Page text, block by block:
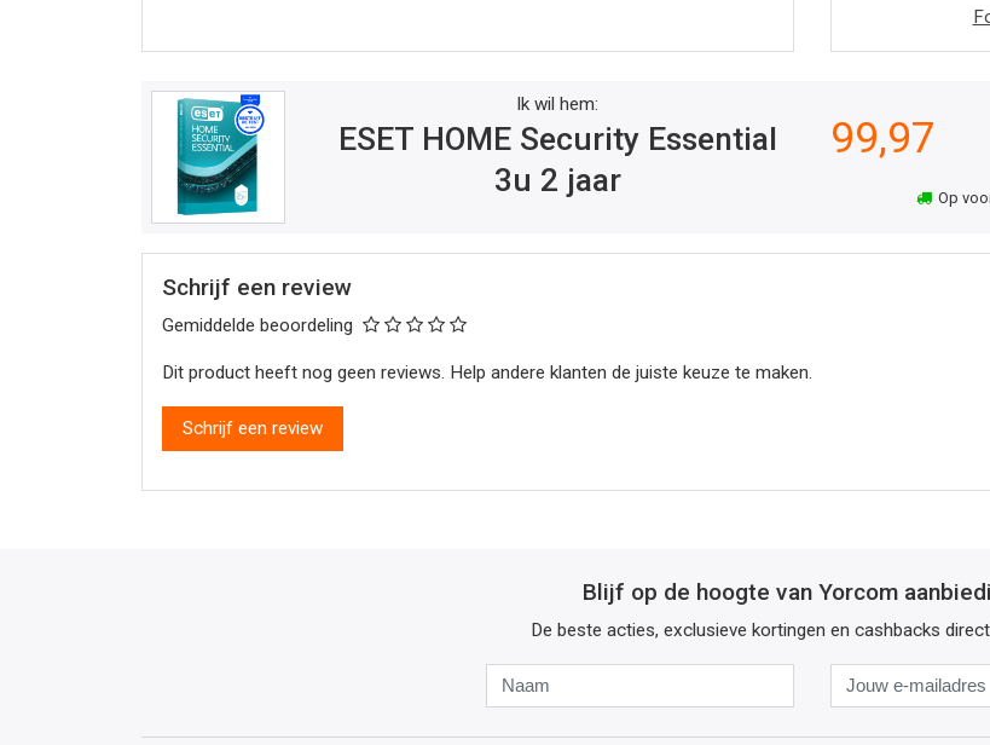
Ik wil hem:
ESET HOME Security Essential
3u 2 jaar
99,97
Op
Schrijf een review
Gemiddelde beoordeling
Dit product heeft nog geen reviews. Help andere klanten de juiste keuze te maken.
Schrijf een review
Blijf op de hoogte van Yorcom
De beste acties, exclusieve kortingen en cashbacks
Jouw
e-
mailadres